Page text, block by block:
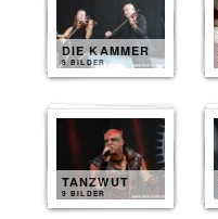
DIE KAMMER
9 BILDER
TANZWUT
9 BILDER